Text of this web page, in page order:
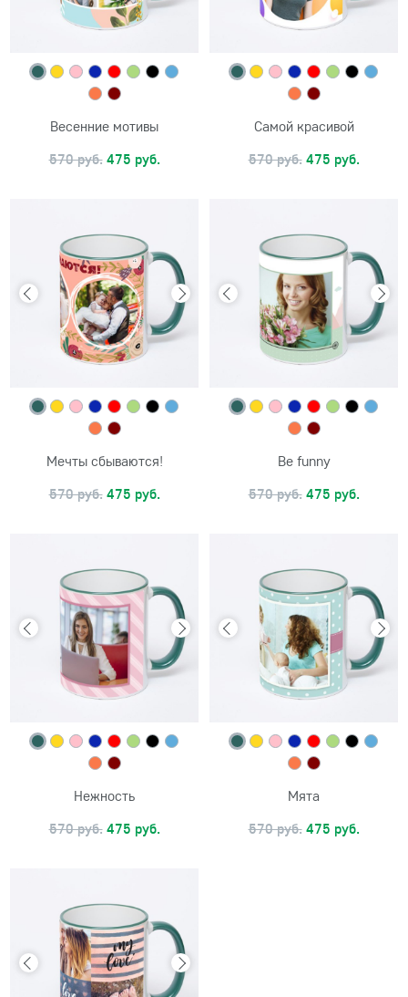
Весенние мотивы
570 руб. 475 руб.
Самой красивой
570 руб. 475 руб.
Мечты сбываются!
570 руб. 475 руб.
Be funny
570 руб. 475 руб.
Нежность
570 руб. 475 руб.
Мята
570 руб. 475 руб.